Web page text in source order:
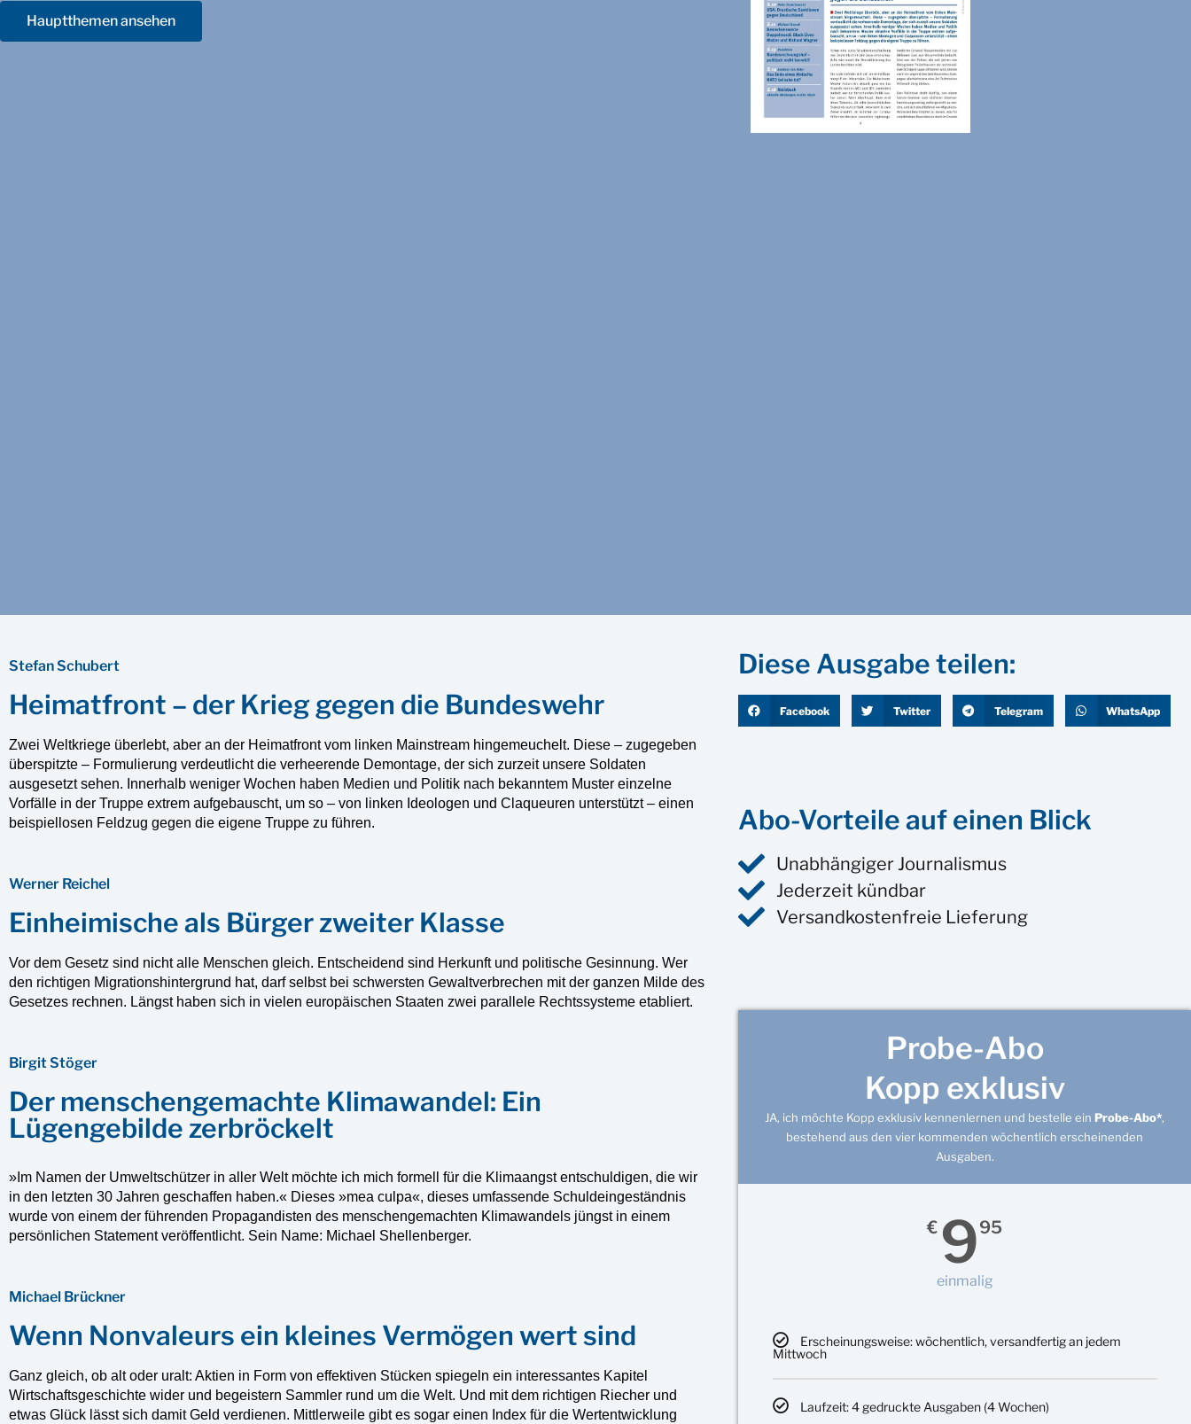
Hauptthemen ansehen
Stefan Schubert
Heimatfront – der Krieg gegen die Bundeswehr
Zwei Weltkriege überlebt, aber an der Heimatfront vom linken Mainstream hingemeuchelt. Diese – zugegeben
überspitzte – Formulierung verdeutlicht die verheerende Demontage, der sich zurzeit unsere Soldaten
ausgesetzt sehen. Innerhalb weniger Wochen haben Medien und Politik nach bekanntem Muster einzelne
Vorfälle in der Truppe extrem aufgebauscht, um so – von linken Ideologen und Claqueuren unterstützt – einen
beispiellosen Feldzug gegen die eigene Truppe zu führen.
Werner Reichel
Einheimische als Bürger zweiter Klasse
Vor dem Gesetz sind nicht alle Menschen gleich. Entscheidend sind Herkunft und politische Gesinnung. Wer
den richtigen Migrationshintergrund hat, darf selbst bei schwersten Gewaltverbrechen mit der ganzen Milde des
Gesetzes rechnen. Längst haben sich in vielen europäischen Staaten zwei parallele Rechtssysteme etabliert.
Birgit Stöger
Der menschengemachte Klimawandel: Ein
Lügengebilde zerbröckelt
»Im Namen der Umweltschützer in aller Welt möchte ich mich formell für die Klimaangst entschuldigen, die wir
in den letzten 30 Jahren geschaffen haben.« Dieses »mea culpa«, dieses umfassende Schuldeingeständnis
wurde von einem der führenden Propagandisten des menschengemachten Klimawandels jüngst in einem
persönlichen Statement veröffentlicht. Sein Name: Michael Shellenberger.
Michael Brückner
Wenn Nonvaleurs ein kleines Vermögen wert sind
Ganz gleich, ob alt oder uralt: Aktien in Form von effektiven Stücken spiegeln ein interessantes Kapitel
Wirtschaftsgeschichte wider und begeistern Sammler rund um die Welt. Und mit dem richtigen Riecher und
etwas Glück lässt sich damit Geld verdienen. Mittlerweile gibt es sogar einen Index für die Wertentwicklung
Diese Ausgabe teilen:
Facebook Twitter Telegram WhatsApp
Abo-Vorteile auf einen Blick
Unabhängiger Journalismus
Jederzeit kündbar
Versandkostenfreie Lieferung
Probe-Abo
Kopp exklusiv
JA, ich möchte Kopp exklusiv kennenlernen und bestelle einProbe-Abo*,
bestehend aus den vier kommenden wöchentlich erscheinenden
Ausgaben.
€ 995
einmalig
Erscheinungsweise: wöchentlich, versandfertig an jedem
Mittwoch
Laufzeit: 4 gedruckte Ausgaben (4 Wochen)